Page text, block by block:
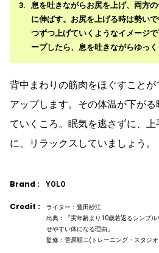
息を吐きながらお尻を上げ、両方
に伸ばす。お尻を上げる時は勢い
つずつ上げていくようなイメージ
ープしたら、息を吐きながらゆっく
背中まわりの筋肉をほぐすこと
アップします。その体温が下が
ていくころ。眠気を逃さずに、上
に、リラックスしていましょう。
Brand : YOLO
Credit :
ライター：豊田紗江
出典：『実年齢より10歳若返るシンプ
せやすい体になる理由」
監修：菅原順二(トレーニング・スタジ